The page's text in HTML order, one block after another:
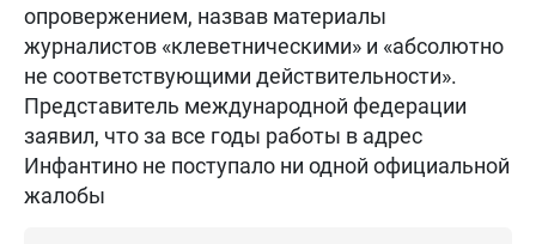
опровержением, назвав материалы
журналистов «клеветническими» и «абсолютно
не соответствующими действительности».
Представитель международной федерации
заявил, что за все годы работы в адрес
Инфантино не поступало ни одной официальной
жалобы